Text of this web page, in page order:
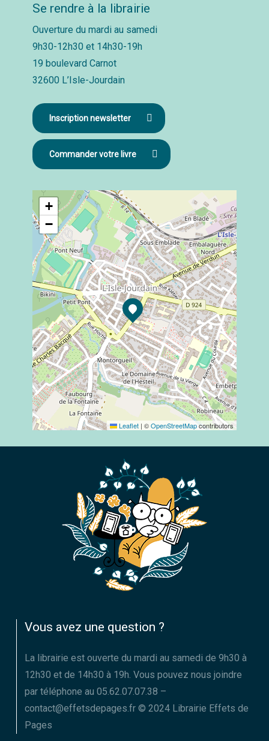
Se rendre à la librairie
Ouverture du mardi au samedi
9h30-12h30 et 14h30-19h
19 boulevard Carnot
32600 L’Isle-Jourdain
Inscription newsletter
Commander votre livre
+
−
Leaflet | ©OpenStreetMapcontributors
Vous avez une question ?
La librairie est ouverte du mardi au samedi de 9h30 à
12h30 et de 14h30 à 19h. Vous pouvez nous joindre
par téléphone au 05.62.07.07.38 –
contact@effetsdepages.fr © 2024 Librairie Effets de
Pages